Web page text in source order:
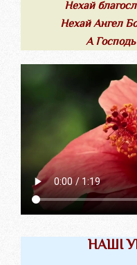
Нехай
Нехай Ангел
А Господь
НАШІ